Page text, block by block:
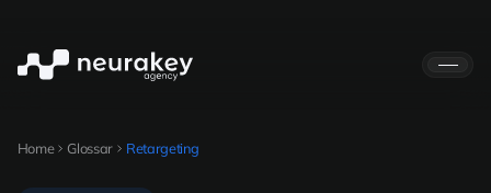
Home Glossar Retargeting